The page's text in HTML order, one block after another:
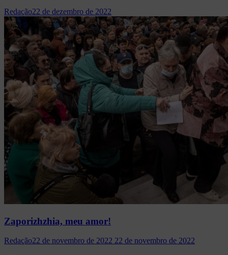
Redação22 de dezembro de 2022
Zaporizhzhia, meu amor!
Redação22 de novembro de 2022 22 de novembro de 2022